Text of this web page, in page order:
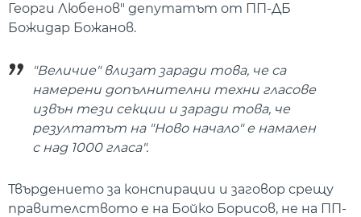
Георги Любенов" депутатът от ПП-ДБ
Божидар Божанов.
"Величие" влизат заради това, че са
намерени допълнителни техни гласове
извън тези секции и заради това, че
резултатът на "Ново начало" е намален
с над 1000 гласа".
Твърдението за конспирации и заговор срещу
правителството е на Бойко Борисов, не на ПП-